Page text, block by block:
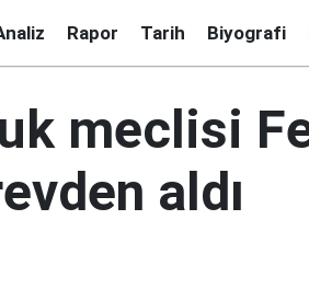
Rapor Tarih Biyografi
meclisi
aldı